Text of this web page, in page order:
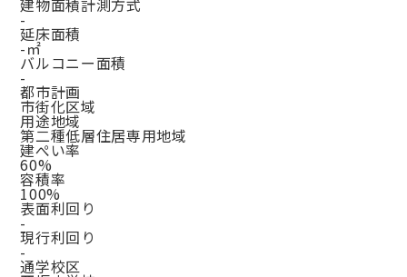
建物面積計測方式
-
延床面積
-㎡
バルコニー面積
-
都市計画
市街化区域
用途地域
第二種低層住居専用地域
建ぺい率
60%
容積率
100%
表面利回り
-
現行利回り
-
通学校区